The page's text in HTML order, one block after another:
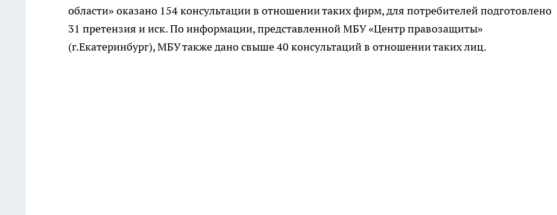
области» оказано 154 консультации в отношении таких фирм, для потребителей подготовлено
31 претензия и иск. По информации, представленной МБУ «Центр правозащиты»
(г.Екатеринбург), МБУ также дано свыше 40 консультаций в отношении таких лиц.